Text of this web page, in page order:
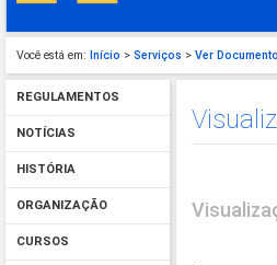
Você está em: Início > Serviços > Ver
REGULAMENTOS
NOTÍCIAS
HISTÓRIA
ORGANIZAÇÃO
CURSOS